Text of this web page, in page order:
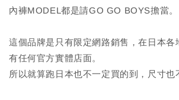
內褲MODEL都是請GO GO BOYS擔當。
這個品牌是只有限定網路銷售，在日本各
有任何官方實體店面。
所以就算跑日本也不一定買的到，尺寸也